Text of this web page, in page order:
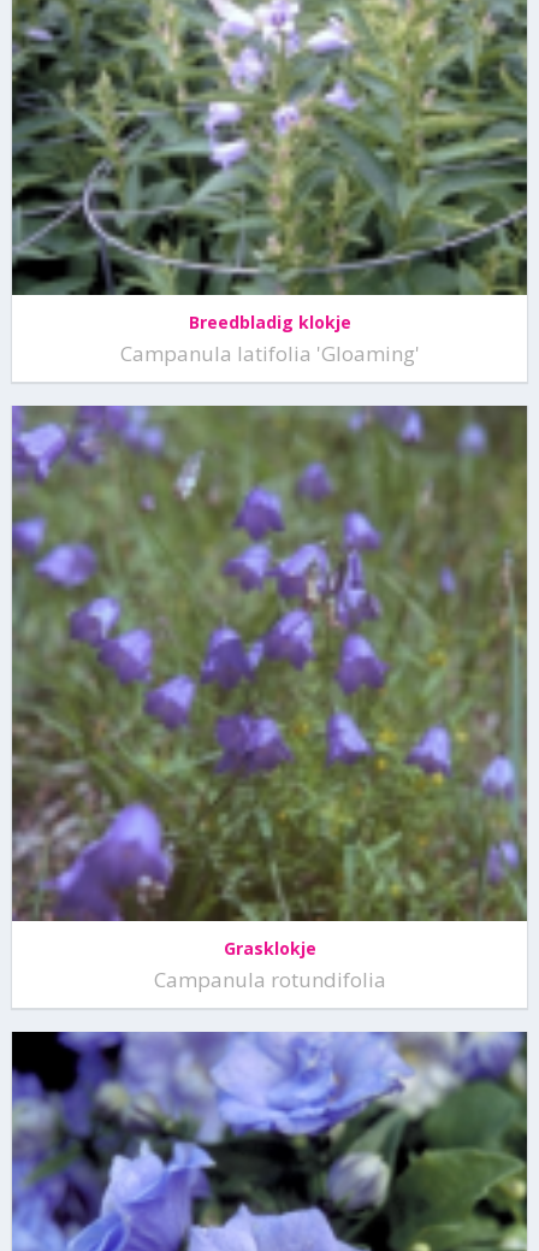
Breedbladig klokje
Campanula latifolia 'Gloaming'
Grasklokje
Campanula rotundifolia